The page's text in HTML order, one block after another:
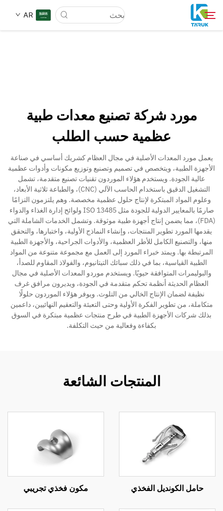
AR
القدرات
أخبار وأحداث
معلومات عنا
اتصل
مورد شركة تصنيع معدات طبية
عظمية حسب الطلب
يعمل مورد المعدات الأصلية في مجال العظام كشريك أساسي في صناعة
الأجهزة الطبية، ويتخصص في تصميم وتصنيع وتوزيع مكونات وأدوات عظمية
عالية الجودة. ويستخدم هؤلاء الموردون تقنيات تصنيع متقدمة، تشمل
التشغيل الدقيق باستخدام الحاسب الآلي (CNC)، والطباعة ثلاثية الأبعاد،
وعلوم المواد المبتكرة لإنتاج حلول عظمية مخصصة. وهم يلتزمون التزامًا
صارمًا بالمعايير الدولية للجودة مثل ISO 13485 ولوائح إدارة الغذاء والدواء
(FDA)، مما يضمن إنتاج أجهزة طبية موثوقة. وتشمل الخدمات الشاملة التي
يقدمها المورد تطوير المنتجات، وإنشاء النماذج الأولية، واختبارها، والتحقق
منها، والتصنيع الكامل للأطر العظمية، والأدوات الجراحية، والأجهزة الطبية
المرتبطة بها. ويمتد خبراء المورد إلى العمل مع مجموعة متنوعة من المواد
الطبية القياسية، بما في ذلك سبائك التيتانيوم، والفولاذ المقاوم للصدأ،
والبوليمرات المتوافقة حيويًا. ويستخدم موردو المعدات الأصلية في مجال
العظام الحديثة أنظمة تحكم متقدمة في الجودة، ويديرون مرافق غرف
نظيفة لضمان الإنتاج الخالي من التلوث. ويوفر هؤلاء الموردون حلولًا
متكاملة، من تطوير الفكرة الأولية وحتى التعبئة والتعقيم النهائيين، داعمين
بذلك شركات الأجهزة الطبية في طرح منتجات عظمية مبتكرة في السوق
بكفاءة وفعالية من حيث التكلفة.
المنتجات الشائعة
حامل الكونديل الفخذي مكون فخذي تجريبي